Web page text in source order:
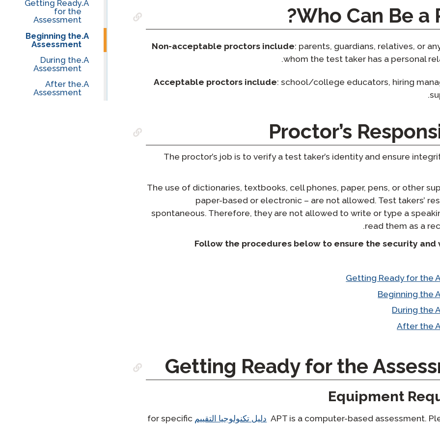
التأهيل الذكي
STAMP تنظيم المجموعات
مدونة
أحداث
Getting Ready
for the
Assessment
Beginning the
Assessment
During the
Assessment
After the
Assessment
Who Can Be a
Non-acceptable proctors include: parents, guardians, relatives, or
whom the test taker has a personal
Acceptable proctors include: school/college educators, hiring
Proctor’s
The proctor’s job is to verify a test taker’s identity and ensure
The use of dictionaries, textbooks, cell phones, paper, pens, or other
paper-based or electronic – are not allowed. Test takers’
spontaneous. Therefore, they are not allowed to write or type a
read them as a
Follow the procedures below to ensure the security
Getting Ready for the
Beginning the
During the
After the
Equipment
APT is a computer-based assessment. دليل تكنولوجيا التقييم for specific